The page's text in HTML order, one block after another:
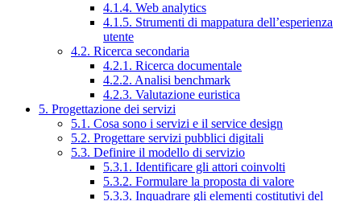
4.1.4. Web analytics
4.1.5. Strumenti di mappatura dell’esperienza
utente
4.2. Ricerca secondaria
4.2.1. Ricerca documentale
4.2.2. Analisi benchmark
4.2.3. Valutazione euristica
5. Progettazione dei servizi
5.1. Cosa sono i servizi e il service design
5.2. Progettare servizi pubblici digitali
5.3. Definire il modello di servizio
5.3.1. Identificare gli attori coinvolti
5.3.2. Formulare la proposta di valore
5.3.3. Inquadrare gli elementi costitutivi del